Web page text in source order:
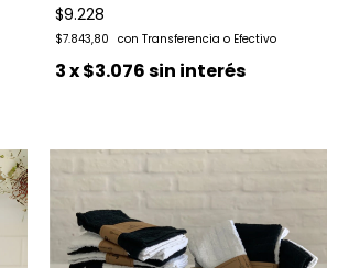
$9.228
$7.843,80
3x$3.076sin interés